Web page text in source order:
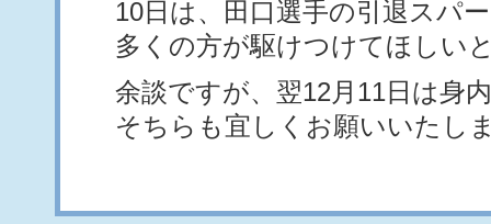
10日は、田口選手の引退スパ
多くの方が駆けつけてほしい
余談ですが、翌12月11日は身
そちらも宜しくお願いいたし